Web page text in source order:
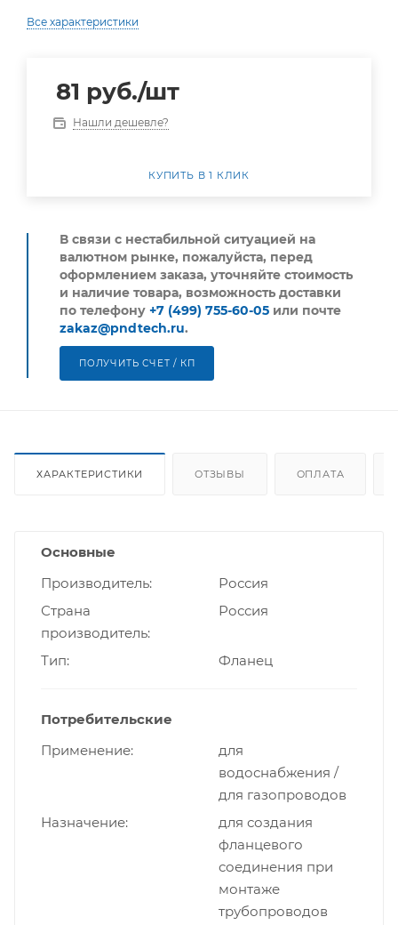
Все характеристики
81 руб./шт
Нашли дешевле?
КУПИТЬ В 1 КЛИК
В связи с нестабильной ситуацией на
валютном рынке, пожалуйста, перед
оформлением заказа, уточняйте стоимость
и наличие товара, возможность доставки
по телефону +7 (499) 755-60-05 или почте
zakaz@pndtech.ru.
ПОЛУЧИТЬ СЧЕТ / КП
ХАРАКТЕРИСТИКИ ОТЗЫВЫ ОПЛАТА
Основные
Производитель
Россия
Страна
производитель
Россия
Тип Фланец
Потребительские
Применение
для
водоснабжения /
для газопроводов
Назначение
для создания
фланцевого
соединения при
монтаже
трубопроводов